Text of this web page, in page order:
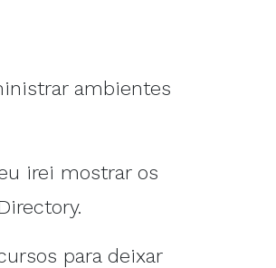
ambientes
irei mostrar os
para deixar